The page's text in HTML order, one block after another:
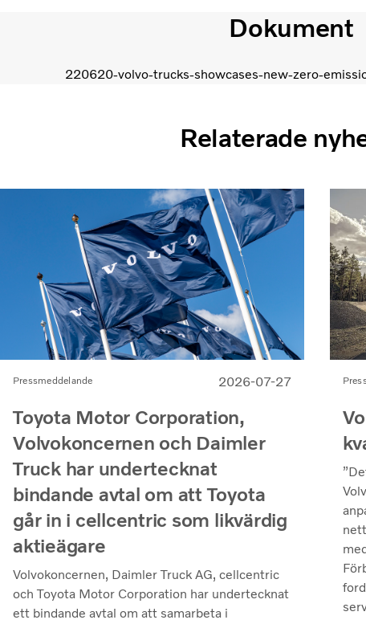
Dokument
220620-volvo-trucks-showcases-new-zero-
Relaterade
Pressmeddelande 2026-07-27
Toyota Motor Corporation,
Volvokoncernen och Daimler
Truck har undertecknat
bindande avtal om att Toyota
går in i cellcentric som likvärdig
aktieägare
Volvokoncernen, Daimler Truck AG, cellcentric
och Toyota Motor Corporation har undertecknat
ett bindande avtal om att samarbeta i